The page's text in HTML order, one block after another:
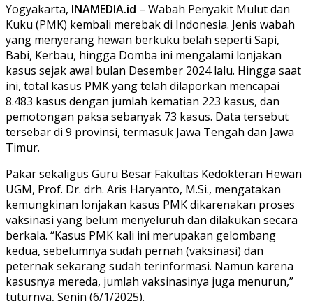
Yogyakarta, INAMEDIA.id – Wabah Penyakit Mulut dan
Kuku (PMK) kembali merebak di Indonesia. Jenis wabah
yang menyerang hewan berkuku belah seperti Sapi,
Babi, Kerbau, hingga Domba ini mengalami lonjakan
kasus sejak awal bulan Desember 2024 lalu. Hingga saat
ini, total kasus PMK yang telah dilaporkan mencapai
8.483 kasus dengan jumlah kematian 223 kasus, dan
pemotongan paksa sebanyak 73 kasus. Data tersebut
tersebar di 9 provinsi, termasuk Jawa Tengah dan Jawa
Timur.
Pakar sekaligus Guru Besar Fakultas Kedokteran Hewan
UGM, Prof. Dr. drh. Aris Haryanto, M.Si., mengatakan
kemungkinan lonjakan kasus PMK dikarenakan proses
vaksinasi yang belum menyeluruh dan dilakukan secara
berkala. “Kasus PMK kali ini merupakan gelombang
kedua, sebelumnya sudah pernah (vaksinasi) dan
peternak sekarang sudah terinformasi. Namun karena
kasusnya mereda, jumlah vaksinasinya juga menurun,”
tuturnya, Senin (6/1/2025).